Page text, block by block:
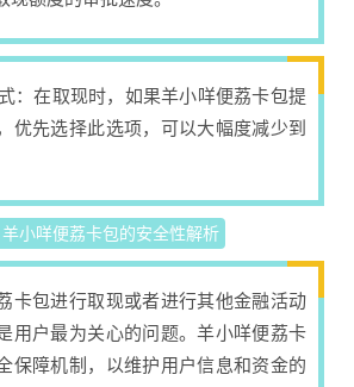
：在取现时，如果羊小咩便荔卡包提
优先选择此选项，可以大幅度减少到
小咩便荔卡包的安全性解析
卡包进行取现或者进行其他金融活动
用户最为关心的问题。羊小咩便荔卡
保障机制，以维护用户信息和资金的